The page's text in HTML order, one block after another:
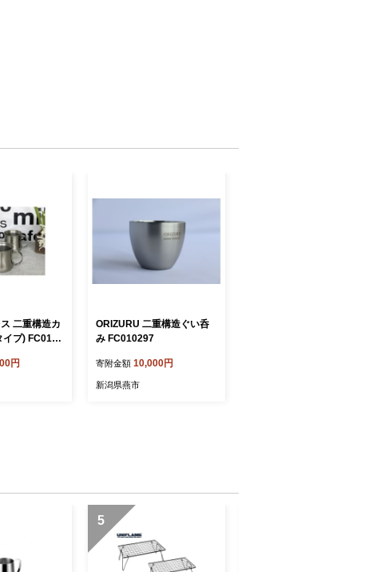
二重構造カ
イプ) FC0122
円
ORIZURU 二重構造ぐい呑
み FC010297
寄附金額 10,000円
新潟県燕市
5